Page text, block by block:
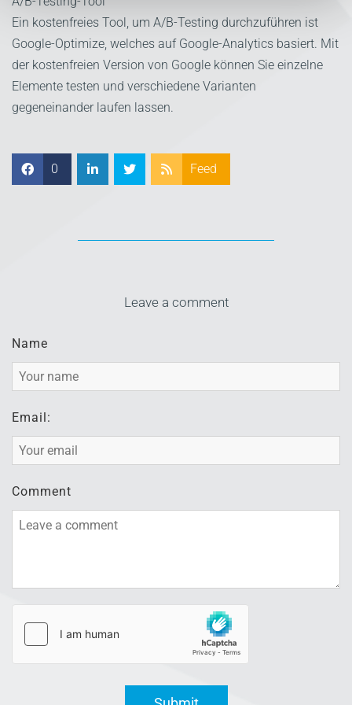
Ein kostenfreies Tool, um A/B-Testing durchzuführen ist
Google-Optimize, welches auf Google-Analytics basiert. Mit
der kostenfreien Version von Google können Sie einzelne
Elemente testen und verschiedene Varianten
gegeneinander laufen lassen.
0 Feed
Leave a comment
Name
Email:
Comment